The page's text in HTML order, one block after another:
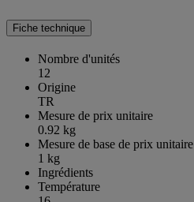
Fiche technique
Nombre d'unités
12
Origine
TR
Mesure de prix unitaire
0.92 kg
Mesure de base de prix unitaire
1 kg
Ingrédients
Température